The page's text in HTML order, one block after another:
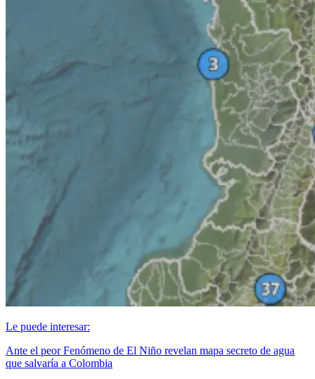
Le puede interesar:
Ante el peor Fenómeno de El Niño revelan mapa secreto de agua
que salvaría a Colombia